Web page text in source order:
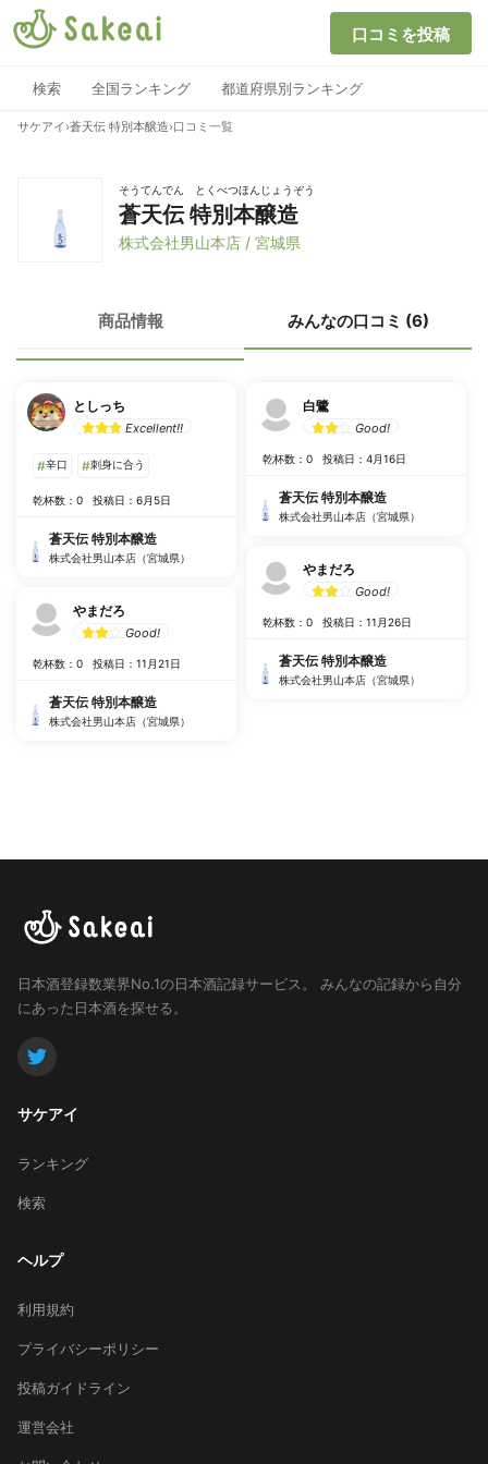
口コミを投稿
検索 全国ランキング 都道府県別ランキング
サケアイ ›蒼天伝 特別本醸造›口コミ一覧
そうてんでん とくべつほんじょうぞう
蒼天伝 特別本醸造
株式会社男山本店 / 宮城県
商品情報 みんなの口コミ (6)
としっち
Excellent!!
#辛口 #刺身に合う
乾杯数：0 投稿日：6月5日
蒼天伝 特別本醸造
株式会社男山本店（宮城県）
白鷺
Good!
乾杯数：0 投稿日：4月16日
蒼天伝 特別本醸造
株式会社男山本店（宮城県）
やまだろ
Good!
乾杯数：0 投稿日：11月26日
蒼天伝 特別本醸造
株式会社男山本店（宮城県）
やまだろ
Good!
乾杯数：0 投稿日：11月21日
蒼天伝 特別本醸造
株式会社男山本店（宮城県）
日本酒登録数業界No.1の日本酒記録サービス。
みんなの記録から自分
にあった日本酒を探せる。
サケアイ
ランキング
検索
ヘルプ
利用規約
プライバシーポリシー
投稿ガイドライン
運営会社